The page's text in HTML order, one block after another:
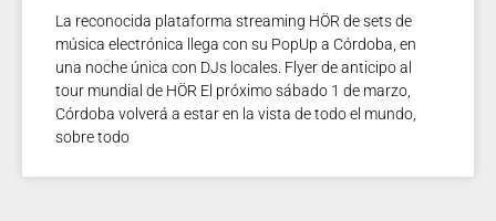
La reconocida plataforma streaming HÖR de sets de
música electrónica llega con su PopUp a Córdoba, en
una noche única con DJs locales. Flyer de anticipo al
tour mundial de HÖR El próximo sábado 1 de marzo,
Córdoba volverá a estar en la vista de todo el mundo,
sobre todo